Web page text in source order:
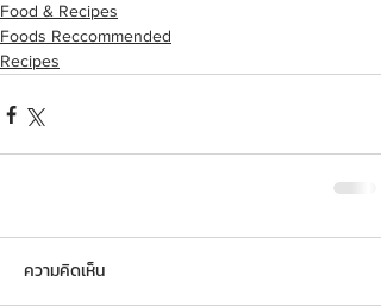
Food & Recipes
Foods Reccommended
Recipes
ความคิดเห็น